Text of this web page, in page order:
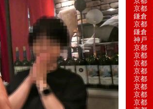
京都
鎌倉
京都
鎌倉
神戸
京都
京都
京都
京都
京都
京都
京都
京都